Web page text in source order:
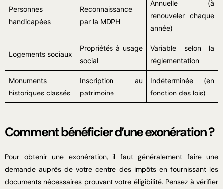
Personnes
handicapées
Reconnaissance
par la MDPH
Annuelle (à
renouveler chaque
année)
Logements sociaux
Propriétés à usage
social
Variable selon la
réglementation
Monuments
historiques classés
Inscription au
patrimoine
Indéterminée (en
fonction des lois)
Comment bénéficier d’une exonération ?
Pour obtenir une exonération, il faut généralement faire une
demande auprès de votre centre des impôts en fournissant les
documents nécessaires prouvant votre éligibilité. Pensez à vérifier